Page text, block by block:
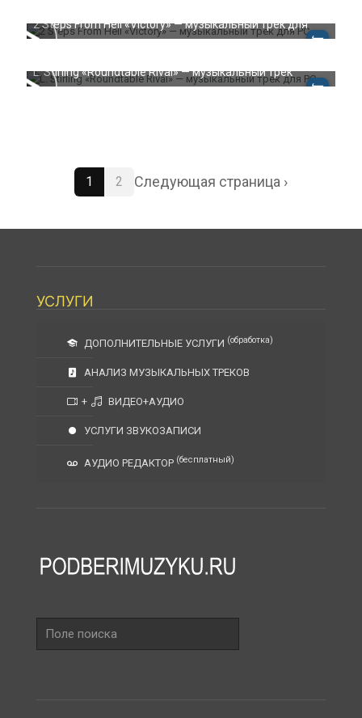
2 Steps From Hell «Victory» — музыкальный трек для
L. Stirling «Roundtable Rival» — музыкальный трек
1 2 Следующая страница ›
УСЛУГИ
ДОПОЛНИТЕЛЬНЫЕ УСЛУГИ (обработка)
АНАЛИЗ МУЗЫКАЛЬНЫХ ТРЕКОВ
+ ВИДЕО+АУДИО
УСЛУГИ ЗВУКОЗАПИСИ
АУДИО РЕДАКТОР (бесплатный)
поиска